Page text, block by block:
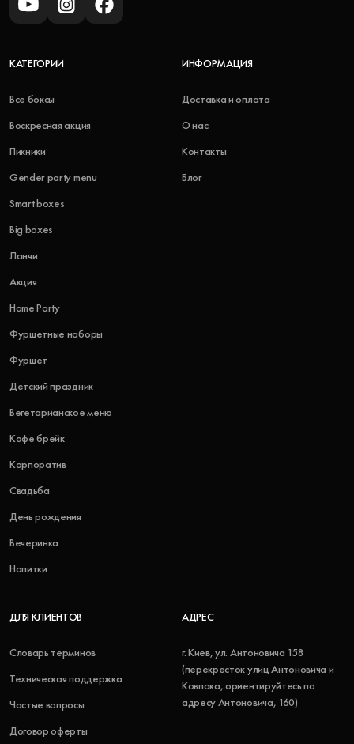
КАТЕГОРИИ
Все боксы
Воскресная акция
Пикники
Gender party menu
Smart boxes
Big boxes
Ланчи
Акция
Home Party
Фуршетные наборы
Фуршет
Детский праздник
Вегетарианское меню
Кофе брейк
Корпоратив
Свадьба
День рождения
Вечеринка
Напитки
ИНФОРМАЦИЯ
Доставка и оплата
О нас
Контакты
Блог
ДЛЯ КЛИЕНТОВ
Словарь терминов
Техническая поддержка
Частые вопросы
Договор оферты
АДРЕС
г. Киев, ул. Антоновича 158
(перекресток улиц Антоновича и
Ковпака, ориентируйтесь по
адресу Антоновича, 160)